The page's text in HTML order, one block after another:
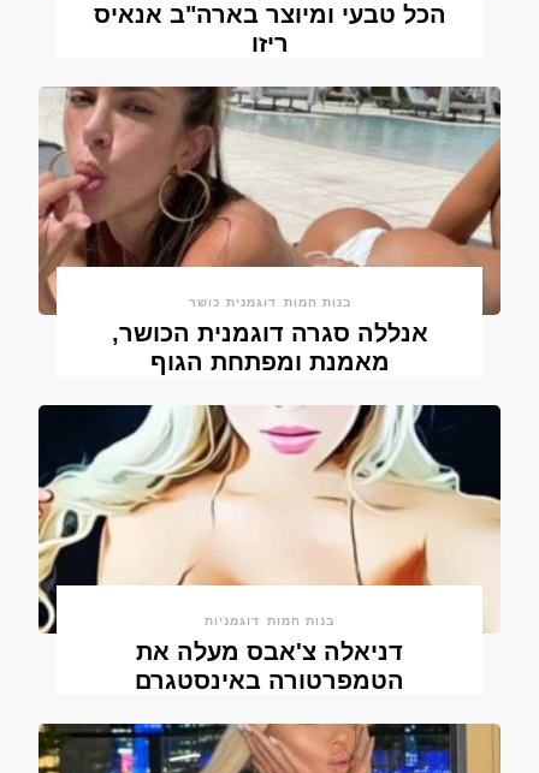
הכל טבעי ומיוצר בארה"ב אנאיס
ריזו
בנות חמות דוגמנית כושר
אנללה סגרה דוגמנית הכושר,
מאמנת ומפתחת הגוף
בנות חמות דוגמניות
דניאלה צ'אבס מעלה את
הטמפרטורה באינסטגרם